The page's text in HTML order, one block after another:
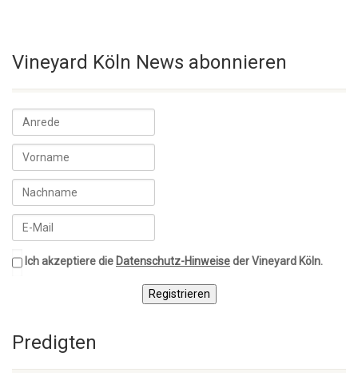
Vineyard Köln News abonnieren
Ich akzeptiere die Datenschutz-Hinweiseder Vineyard Köln.
Registrieren
Predigten